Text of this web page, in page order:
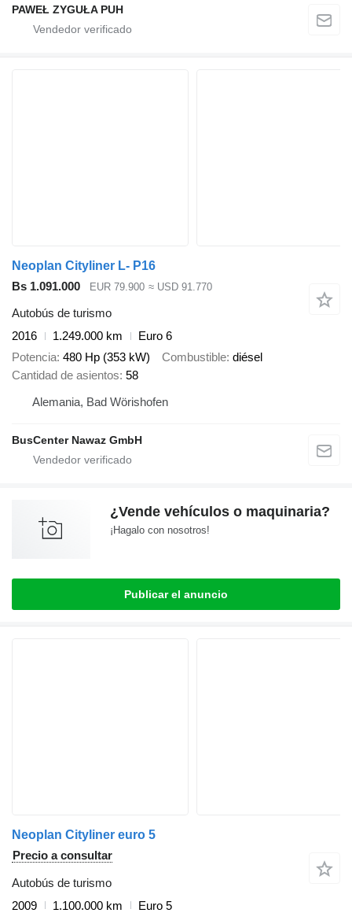
PAWEŁ ZYGUŁA PUH
Neoplan Cityliner L- P16
Bs 1.091.000
EUR 79.900 ≈ USD 91.770
Autobús de turismo
2016
1.249.000 km
Euro 6
Potencia 480 Hp (353 kW) Combustible diésel
Cantidad de asientos 58
Alemania, Bad Wörishofen
BusCenter Nawaz GmbH
¿Vende vehículos o maquinaria?
¡Hagalo con nosotros!
Publicar el anuncio
Neoplan Cityliner euro 5
Precio a consultar
Autobús de turismo
2009
1.100.000 km
Euro 5